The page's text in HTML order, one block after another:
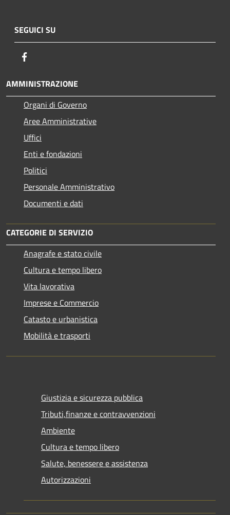
SEGUICI SU
AMMINISTRAZIONE
Organi di Governo
Aree Amministrative
Uffici
Enti e fondazioni
Politici
Personale Amministrativo
Documenti e dati
CATEGORIE DI SERVIZIO
Anagrafe e stato civile
Cultura e tempo libero
Vita lavorativa
Imprese e Commercio
Catasto e urbanistica
Mobilità e trasporti
Giustizia e sicurezza pubblica
Tributi,finanze e contravvenzioni
Ambiente
Cultura e tempo libero
Salute, benessere e assistenza
Autorizzazioni